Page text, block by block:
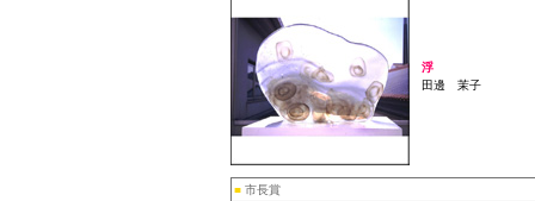
浮
田邊 茉子
■ 市長賞